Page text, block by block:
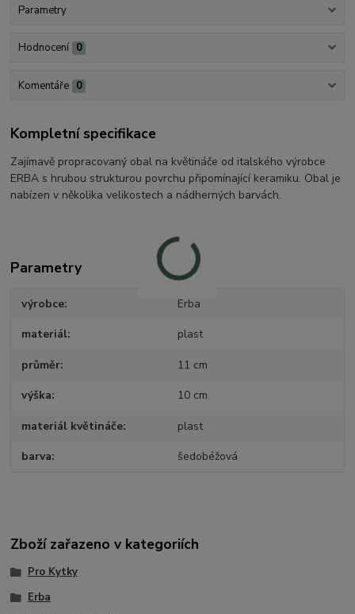
Parametry
Hodnocení 0
Komentáře 0
Kompletní specifikace
Zajímavě propracovaný obal na květináče od italského výrobce
ERBA s hrubou strukturou povrchu připomínající keramiku. Obal je
nabízen v několika velikostech a nádherných barvách.
Parametry
výrobce Erba
materiál plast
průměr 11 cm
výška 10 cm
materiál květináče plast
barva šedobéžová
Zboží zařazeno v kategoriích
Pro Kytky
Erba